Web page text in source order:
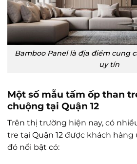
Bamboo Panel là địa điểm cung
uy tín
Một số mẫu tấm ốp than
chuộng tại Quận 12
Trên thị trường hiện nay, có
tre tại Quận 12 được khách
đó nổi bật có: